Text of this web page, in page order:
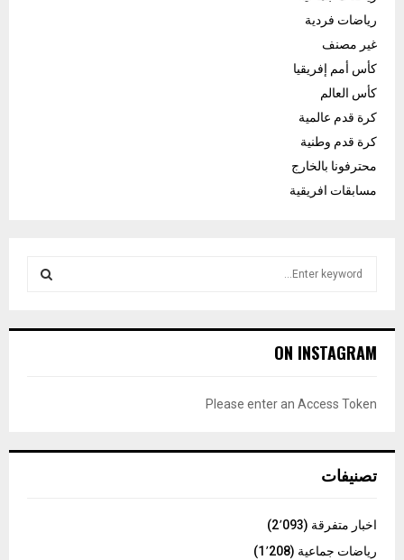
رياضات فردية
غير مصنف
كأس أمم إفريقيا
كأس العالم
كرة قدم عالمية
كرة قدم وطنية
محترفونا بالخارج
مسابقات افريقية
h
C
ON INSTAGRAM
Please enter an Access Token
تصنيفات
اخبار متفرقة (2٬093)
رياضات جماعية (1٬208)